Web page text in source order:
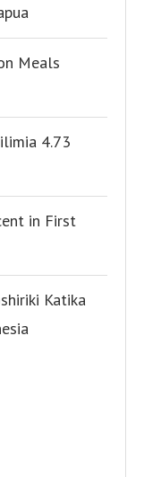
Meals
4.73
in First
Katika